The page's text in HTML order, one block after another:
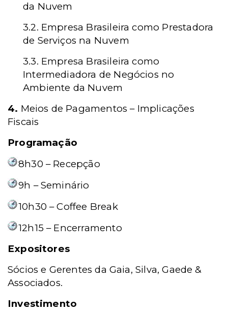
da Nuvem
3.2. Empresa Brasileira como Prestadora
de Serviços na Nuvem
3.3. Empresa Brasileira como
Intermediadora de Negócios no
Ambiente da Nuvem
4. Meios de Pagamentos – Implicações
Fiscais
Programação
8h30 – Recepção
9h – Seminário
10h30 – Coffee Break
12h15 – Encerramento
Expositores
Sócios e Gerentes da Gaia, Silva, Gaede &
Associados.
Investimento